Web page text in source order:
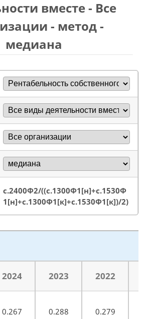
вместе - Все
- метод -
медиана
с.2400Ф2/((с.1300Ф1[н]+с.1530Ф
1[н]+с.1300Ф1[к]+с.1530Ф1[к])/2)
2024
2023 2022
0.267 0.288 0.279